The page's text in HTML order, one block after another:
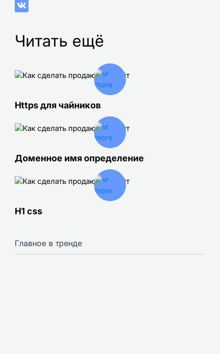
Читать ещё
Https для чайников
Доменное имя определение
H1 css
Главное в тренде